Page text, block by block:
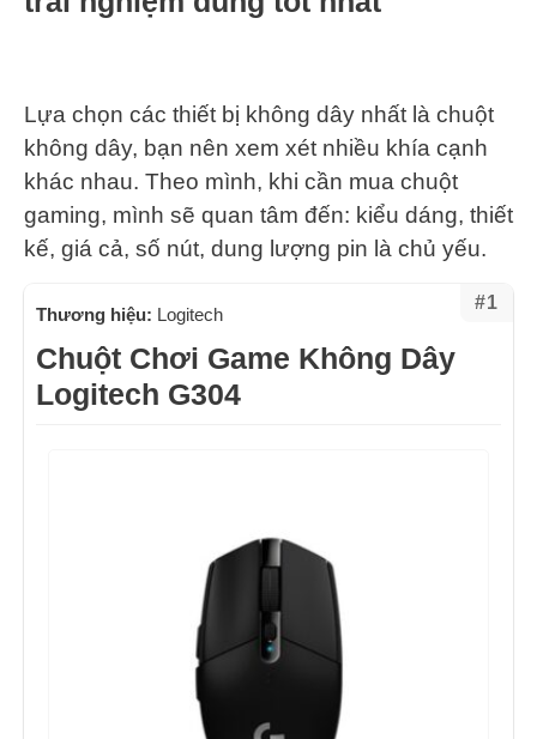
Lựa chọn các thiết bị không dây nhất là chuột
không dây, bạn nên xem xét nhiều khía cạnh
khác nhau. Theo mình, khi cần mua chuột
gaming, mình sẽ quan tâm đến: kiểu dáng, thiết
kế, giá cả, số nút, dung lượng pin là chủ yếu.
#1
Thương hiệu: Logitech
Chuột Chơi Game Không Dây
Logitech G304